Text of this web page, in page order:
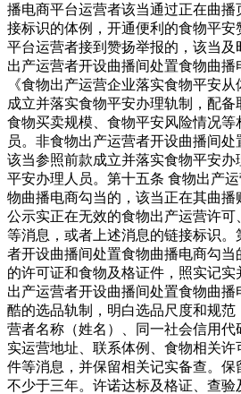
播电商平台运营者该当通过正在曲
接标识的体例，开通便利的食物平
平台运营者接到赞扬举报的，该当及
出产运营者开设曲播间处置食物曲
《食物出产运营企业落实食物平安
成立并落实食物平安办理轨制，配备
食物买卖规模、食物平安风险情况等
员。非食物出产运营者开设曲播间处
该当参照前款成立并落实食物平安
平安办理人员。第十五条 食物出产
物曲播电商勾当的，该当正在其曲
公示实正在无效的食物出产运营许
等消息，或者上述消息的链接标识
者开设曲播间处置食物曲播电商勾
的许可证和食物及格证件，照实记
出产运营者开设曲播间处置食物曲
酷的选品轨制，明白选品尺度和规
营者名称（姓名）、同一社会信用
实运营地址、联系体例、食物相关
件等消息，并保留相关记实备查。
不少于三年。许诺达标及格证、查